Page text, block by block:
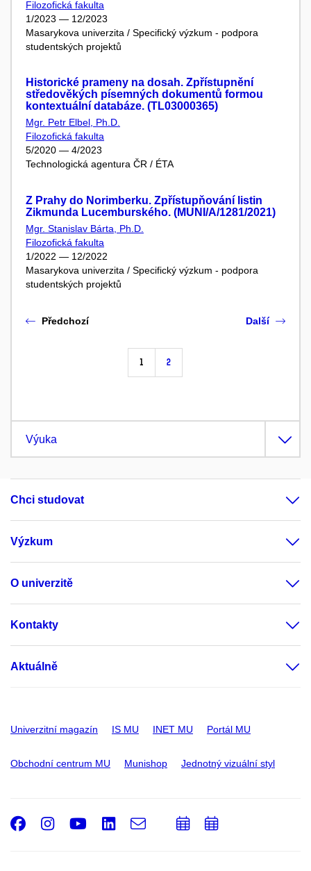
Filozofická fakulta
1/2023 — 12/2023
Masarykova univerzita / Specifický výzkum - podpora
studentských projektů
Historické prameny na dosah. Zpřístupnění
středověkých písemných dokumentů formou
kontextuální databáze. (TL03000365)
Mgr. Petr Elbel, Ph.D.
Filozofická fakulta
5/2020 — 4/2023
Technologická agentura ČR / ÉTA
Z Prahy do Norimberku. Zpřístupňování listin
Zikmunda Lucemburského. (MUNI/A/1281/2021)
Mgr. Stanislav Bárta, Ph.D.
Filozofická fakulta
1/2022 — 12/2022
Masarykova univerzita / Specifický výzkum - podpora
studentských projektů
Předchozí
1 2
Další
Výuka
Chci studovat
Výzkum
O univerzitě
Kontakty
Aktuálně
Univerzitní magazín IS MU INET MU Portál MU
Obchodní centrum MU Munishop Jednotný vizuální styl
Facebook
Instagram
Youtube
LinkedIn
e-
PřidatPřidat